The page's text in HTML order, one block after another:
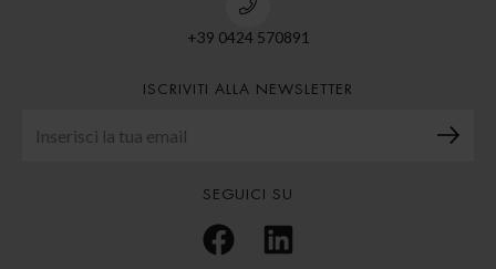
+39 0424 570891
ISCRIVITI ALLA NEWSLETTER
SEGUICI SU